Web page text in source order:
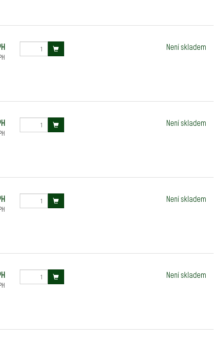
Není skladem
Není skladem
Není skladem
Není skladem